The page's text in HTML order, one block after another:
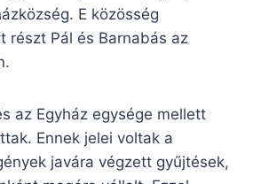
E közösség
részt Pál és Barnabás az
az Egyház egysége mellett
Ennek jelei voltak a
javára végzett gyűjtések,